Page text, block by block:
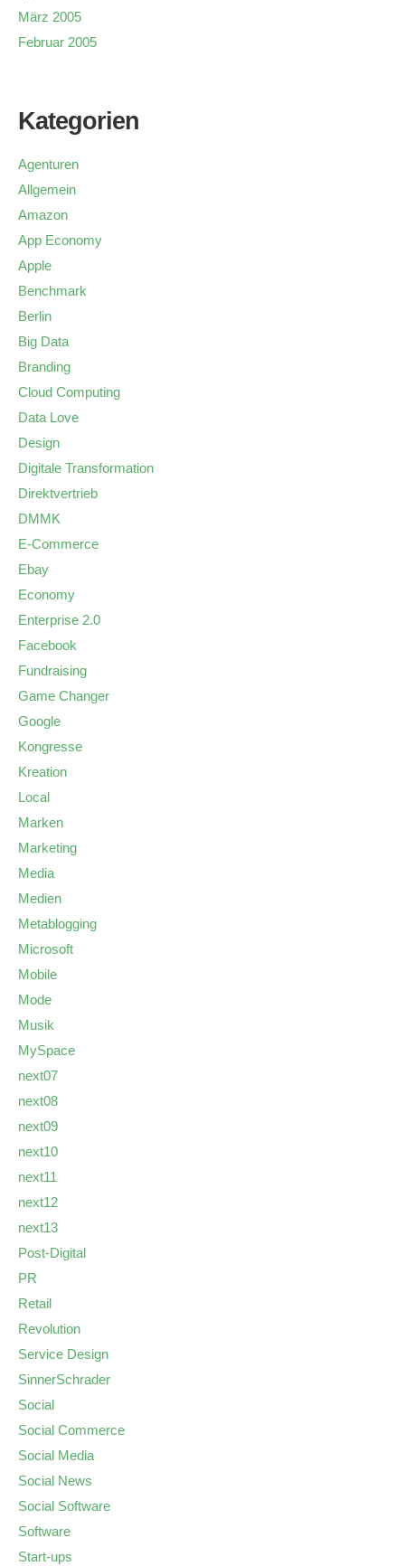
März 2005
Februar 2005
Kategorien
Agenturen
Allgemein
Amazon
App Economy
Apple
Benchmark
Berlin
Big Data
Branding
Cloud Computing
Data Love
Design
Digitale Transformation
Direktvertrieb
DMMK
E-Commerce
Ebay
Economy
Enterprise 2.0
Facebook
Fundraising
Game Changer
Google
Kongresse
Kreation
Local
Marken
Marketing
Media
Medien
Metablogging
Microsoft
Mobile
Mode
Musik
MySpace
next07
next08
next09
next10
next11
next12
next13
Post-Digital
PR
Retail
Revolution
Service Design
SinnerSchrader
Social
Social Commerce
Social Media
Social News
Social Software
Software
Start-ups